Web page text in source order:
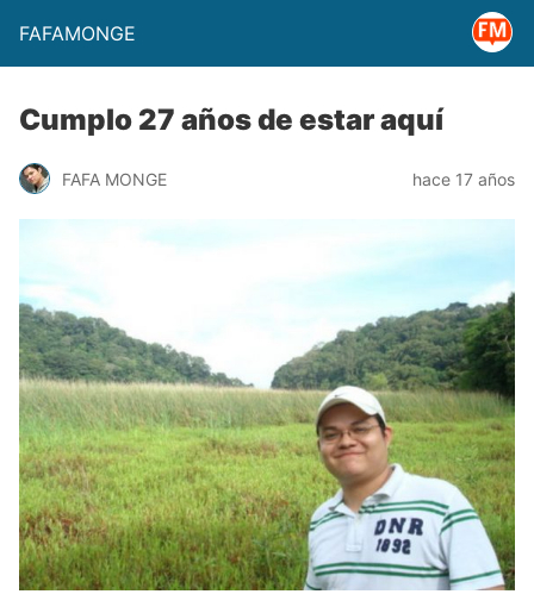
FAFAMONGE
Cumplo 27 años de estar aquí
FAFA MONGE hace 17 años